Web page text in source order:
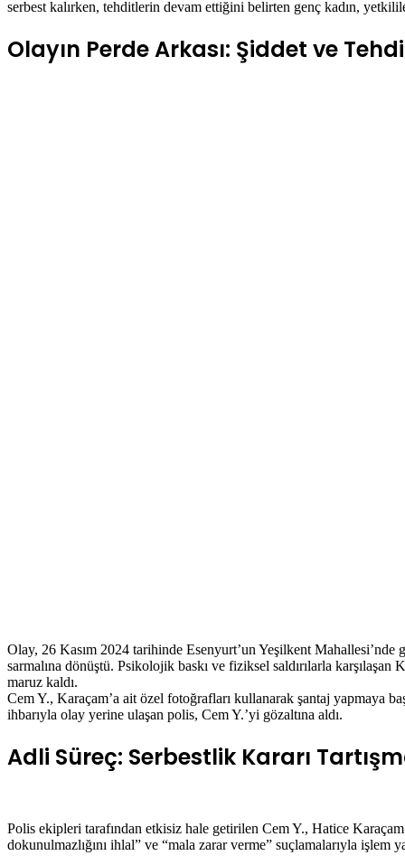
serbest kalırken, tehditlerin devam ettiğini belirten genç kadın,
Olayın Perde Arkası: Şiddet ve
Olay, 26 Kasım 2024 tarihinde Esenyurt’un Yeşilkent
sarmalına dönüştü. Psikolojik baskı ve fiziksel saldırılarla
maruz kaldı.
Cem Y., Karaçam’a ait özel fotoğrafları kullanarak şantaj yapmaya
ihbarıyla olay yerine ulaşan polis, Cem Y.’yi gözaltına aldı.
Adli Süreç: Serbestlik Kararı
Polis ekipleri tarafından etkisiz hale getirilen Cem Y., Hatice
dokunulmazlığını ihlal” ve “mala zarar verme” suçlamalarıyla işlem